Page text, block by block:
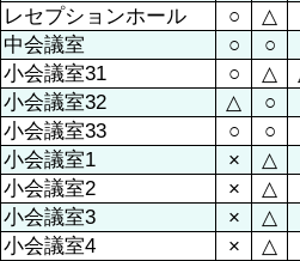
レセプションホール
○ △
中会議室
○ ○
小会議室31
○ △
小会議室32
△ ○
小会議室33
○ ○
小会議室1
× △
小会議室2
× △
小会議室3
× △
小会議室4
× △